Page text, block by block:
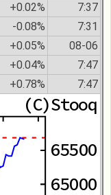
+0.02% 7:37
-0.08% 7:31
+0.05% 08-06
+0.04% 7:47
+0.78% 7:47